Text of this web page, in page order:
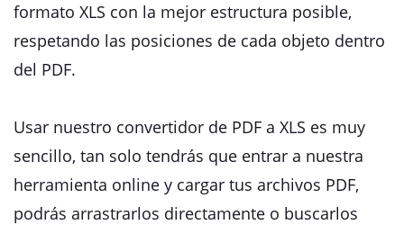
formato XLS con la mejor estructura posible,
respetando las posiciones de cada objeto dentro
del PDF.
Usar nuestro convertidor de PDF a XLS es muy
sencillo, tan solo tendrás que entrar a nuestra
herramienta online y cargar tus archivos PDF,
podrás arrastrarlos directamente o buscarlos